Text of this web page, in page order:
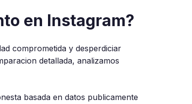
en Instagram?
comprometida y desperdiciar
detallada, analizamos
basada en datos publicamente